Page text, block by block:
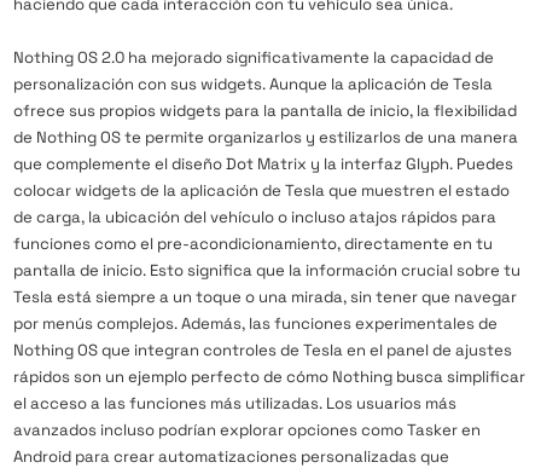
Nothing OS 2.0 ha mejorado significativamente la capacidad de
personalización con sus widgets. Aunque la aplicación de Tesla
ofrece sus propios widgets para la pantalla de inicio, la flexibilidad
de Nothing OS te permite organizarlos y estilizarlos de una manera
que complemente el diseño Dot Matrix y la interfaz Glyph. Puedes
colocar widgets de la aplicación de Tesla que muestren el estado
de carga, la ubicación del vehículo o incluso atajos rápidos para
funciones como el pre-acondicionamiento, directamente en tu
pantalla de inicio. Esto significa que la información crucial sobre tu
Tesla está siempre a un toque o una mirada, sin tener que navegar
por menús complejos. Además, las funciones experimentales de
Nothing OS que integran controles de Tesla en el panel de ajustes
rápidos son un ejemplo perfecto de cómo Nothing busca simplificar
el acceso a las funciones más utilizadas. Los usuarios más
avanzados incluso podrían explorar opciones como Tasker en
Android para crear automatizaciones personalizadas que